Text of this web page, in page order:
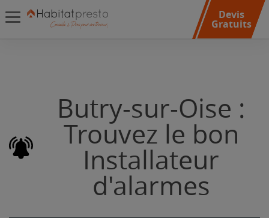
Devis
Gratuits
Butry-sur-Oise :
Trouvez le bon
Installateur
d'alarmes